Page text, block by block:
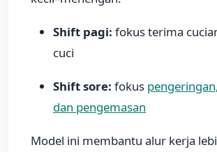
Shift pagi: fokus terima
cuci
Shift sore: fokus
dan pengemasan
Model ini membantu alur kerja